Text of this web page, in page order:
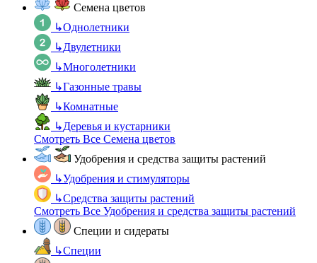
Семена цветов
↳Однолетники
↳Двулетники
↳Многолетники
↳Газонные травы
↳Комнатные
↳Деревья и кустарники
Смотреть Все Семена цветов
Удобрения и средства защиты растений
↳Удобрения и стимуляторы
↳Средства защиты растений
Смотреть Все Удобрения и средства защиты растений
Специи и сидераты
↳Специи